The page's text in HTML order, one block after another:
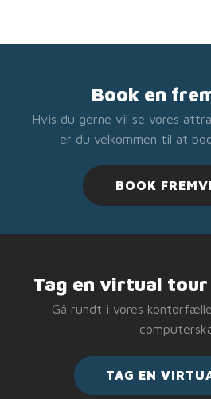
Book en
Hvis du gerne vil se vores
er du velkommen til at
BOOK
Tag en virtual tour
Gå rundt i vores
TAG EN